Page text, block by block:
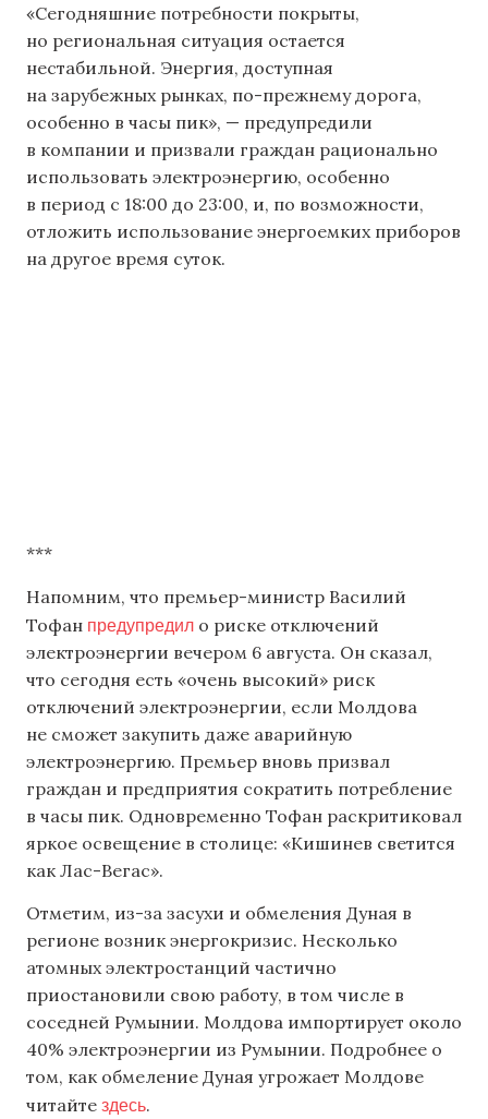
«Сегодняшние потребности покрыты,
но региональная ситуация остается
нестабильной. Энергия, доступная
на зарубежных рынках, по-прежнему дорога,
особенно в часы пик», — предупредили
в компании и призвали граждан рационально
использовать электроэнергию, особенно
в период с 18:00 до 23:00, и, по возможности,
отложить использование энергоемких приборов
на другое время суток.
***
Напомним, что премьер-министр Василий
Тофан предупредил о риске отключений
электроэнергии вечером 6 августа. Он сказал,
что сегодня есть «очень высокий» риск
отключений электроэнергии, если Молдова
не сможет закупить даже аварийную
электроэнергию. Премьер вновь призвал
граждан и предприятия сократить потребление
в часы пик. Одновременно Тофан раскритиковал
яркое освещение в столице: «Кишинев светится
как Лас-Вегас».
Отметим, из-за засухи и обмеления Дуная в
регионе возник энергокризис. Несколько
атомных электростанций частично
приостановили свою работу, в том числе в
соседней Румынии. Молдова импортирует около
40% электроэнергии из Румынии. Подробнее о
том, как обмеление Дуная угрожает Молдове
читайте здесь.